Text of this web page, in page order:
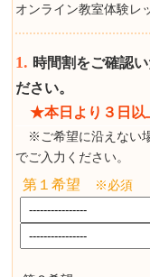
オンライン教室体験レ
1. 時間割をご確認
ださい。
★本日より３日以
※ご希望に沿えない
でご入力ください。
第１希望 ※必須